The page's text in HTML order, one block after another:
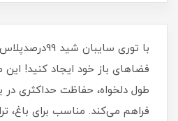
با توری سایبان
طول دلخواه، حفاظت حداکثری در
فراهم می‌کند. مناسب برای باغ،